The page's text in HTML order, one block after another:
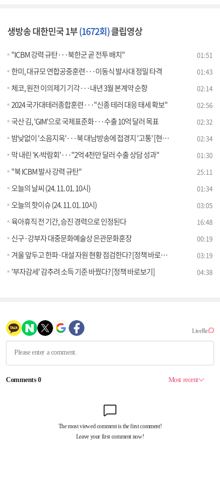
생방송 대한민국 1부(1672회)클립영상
"ICBM 강력 규탄···북한군 곧 전투 배치" 01:51
한미, 대규모 연합공중훈련···이동식 발사대 정밀 타격 01:43
체코, 원전 이의제기 기각···내년 3월 본계약 순항 02:14
2024 국가대테러종합훈련···"신종 테러 대응 태세 확보" 02:56
국산 김, 'GIM'으로 국제표준화···수출 10억 달러 목표 02:32
밤낮없이 '소음지옥'···북 대남방송에 접경지 '고통' [현장고발] 02:34
막 내린 'K-박람회'···"2억 4천만 달러 수출 상담 성과" 01:30
"북 ICBM 발사 강력 규탄" 25:11
오늘의 날씨 (24. 11. 01. 10시) 01:34
오늘의 핫이슈 (24. 11. 01. 10시) 03:05
육아휴직 전 기간, 승진 경력으로 인정된다 16:48
신구·강부자 대중문화예술상 은관문화훈장 00:19
겨울 앞두고 한파·대설 자원 현황 점검한다? [정책 바로보기] 03:19
'부자감세' 감추려 소득 기준 바꿨다? [정책 바로보기] 04:38